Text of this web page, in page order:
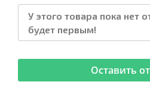
У этого товара пока нет
будет первым!
Оставить